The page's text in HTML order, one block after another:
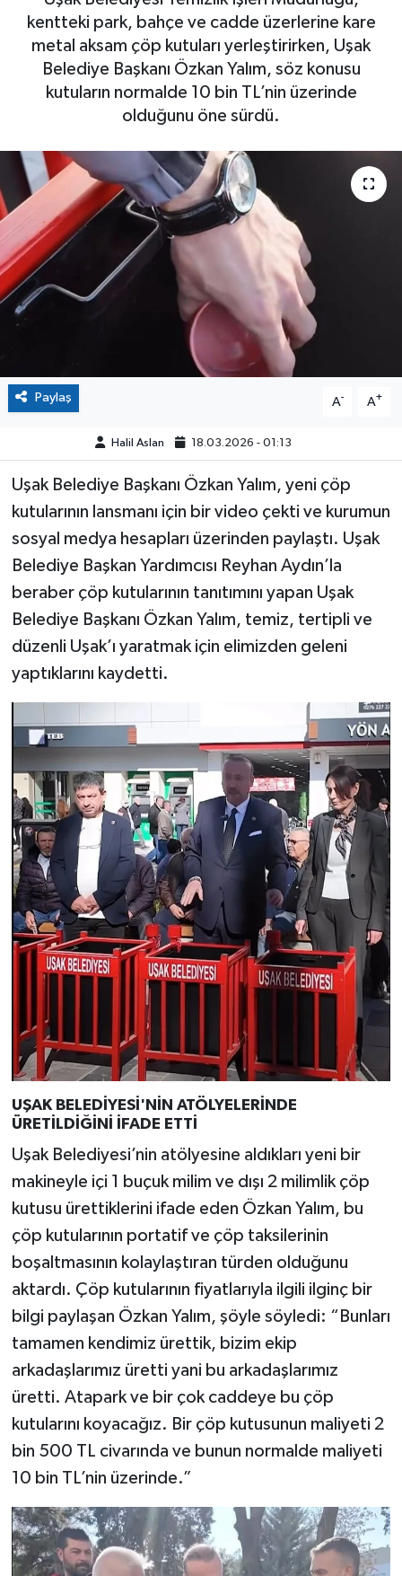
kentteki park, bahçe ve cadde üzerlerine kare
metal aksam çöp kutuları yerleştirirken, Uşak
Belediye Başkanı Özkan Yalım, söz konusu
kutuların normalde 10 bin TL’nin üzerinde
olduğunu öne sürdü.
Paylaş A- A+
Halil Aslan 18.03.2026 - 01:13
Uşak Belediye Başkanı Özkan Yalım, yeni çöp
kutularının lansmanı için bir video çekti ve kurumun
sosyal medya hesapları üzerinden paylaştı. Uşak
Belediye Başkan Yardımcısı Reyhan Aydın’la
beraber çöp kutularının tanıtımını yapan Uşak
Belediye Başkanı Özkan Yalım, temiz, tertipli ve
düzenli Uşak’ı yaratmak için elimizden geleni
yaptıklarını kaydetti.
UŞAK BELEDİYESİ'NİN ATÖLYELERİNDE
ÜRETİLDİĞİNİ İFADE ETTİ
Uşak Belediyesi’nin atölyesine aldıkları yeni bir
makineyle içi 1 buçuk milim ve dışı 2 milimlik çöp
kutusu ürettiklerini ifade eden Özkan Yalım, bu
çöp kutularının portatif ve çöp taksilerinin
boşaltmasının kolaylaştıran türden olduğunu
aktardı. Çöp kutularının fiyatlarıyla ilgili ilginç bir
bilgi paylaşan Özkan Yalım, şöyle söyledi: “Bunları
tamamen kendimiz ürettik, bizim ekip
arkadaşlarımız üretti yani bu arkadaşlarımız
üretti. Atapark ve bir çok caddeye bu çöp
kutularını koyacağız. Bir çöp kutusunun maliyeti 2
bin 500 TL civarında ve bunun normalde maliyeti
10 bin TL’nin üzerinde.”